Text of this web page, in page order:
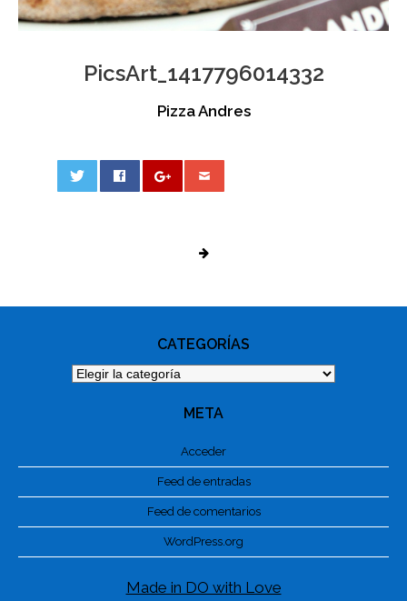
PicsArt_1417796014332
Pizza Andres
CATEGORÍAS
Categorías
META
Acceder
Feed de entradas
Feed de comentarios
WordPress.org
Made in DO with Love